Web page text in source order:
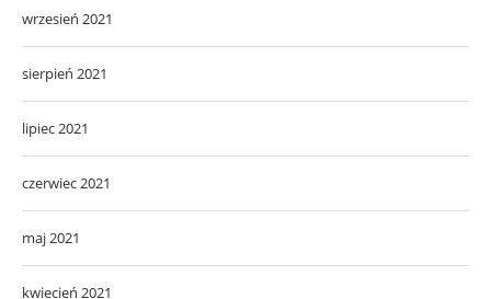
wrzesień 2021
sierpień 2021
lipiec 2021
czerwiec 2021
maj 2021
kwiecień 2021